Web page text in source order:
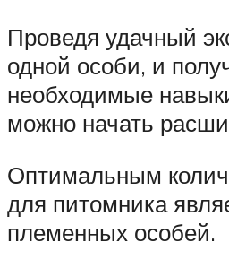
Проведя удачный
одной особи, и
необходимые
можно начать
Оптимальным
для питомника
племенных особей.